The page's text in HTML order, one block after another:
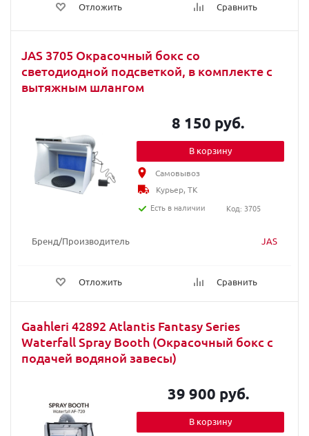
Отложить Сравнить
JAS 3705 Окрасочный бокс со
светодиодной подсветкой, в комплекте с
вытяжным шлангом
Бренд/Производитель JAS
Отложить Сравнить
8 150 руб.
В корзину
Самовывоз
Курьер, ТК
Есть в наличии
Код: 3705
Gaahleri 42892 Atlantis Fantasy Series
Waterfall Spray Booth (Окрасочный бокс с
подачей водяной завесы)
39 900 руб.
В корзину